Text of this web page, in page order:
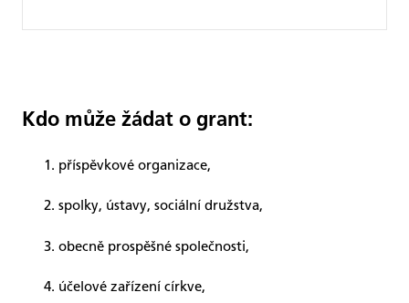
Kdo může žádat o grant:
příspěvkové organizace,
spolky, ústavy, sociální družstva,
obecně prospěšné společnosti,
účelové zařízení církve,